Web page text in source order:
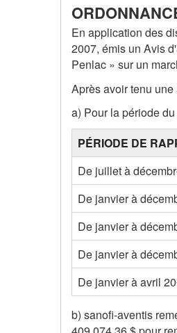
En application des
2007, émis un Avis
Penlac » sur un
Après avoir tenu
a) Pour la période
PÉRIODE DE
De juillet à
De janvier à
De janvier à
De janvier à
De janvier à avril
b) sanofi-aventis